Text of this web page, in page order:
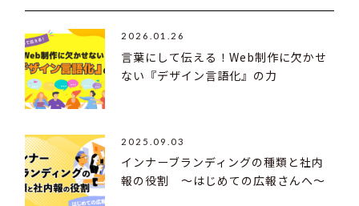
2026.01.26
言葉にして伝える！Web制作に欠かせ
ない『デザイン言語化』の力
2025.09.03
インナーブランディングの種類と社内
報の役割 ～はじめての広報さんへ～